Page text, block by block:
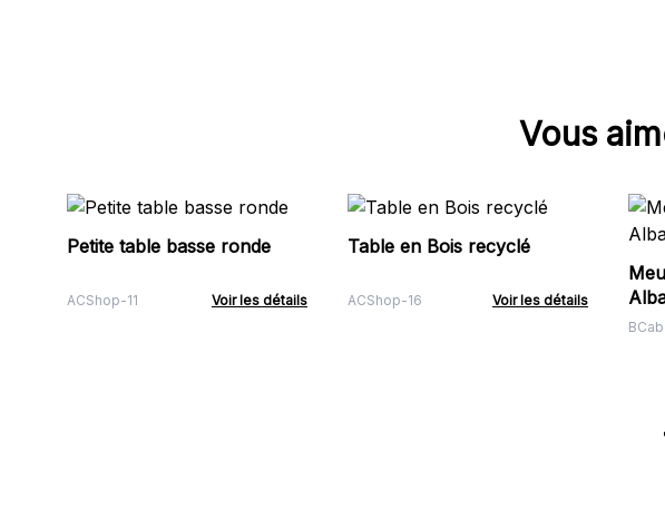
Vous
Petite table basse ronde
ACShop-11 Voir les détails
Table en Bois recyclé
ACShop-16 Voir les détails